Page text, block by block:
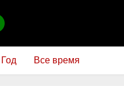
Год Все время